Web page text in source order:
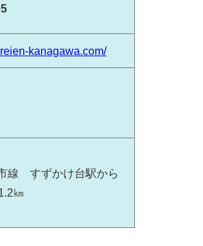
kanagawa.com/
線 すずかけ台駅から
㎞